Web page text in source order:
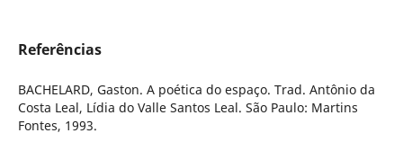
Referências
BACHELARD, Gaston. A poética do espaço. Trad. Antônio da
Costa Leal, Lídia do Valle Santos Leal. São Paulo: Martins
Fontes, 1993.